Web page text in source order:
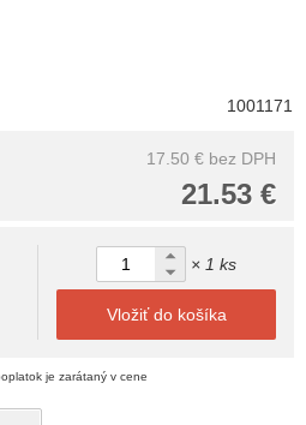
1001171
17.50 € bez DPH
21.53 €
× 1 ks
Vložiť do košíka
je zarátaný v cene